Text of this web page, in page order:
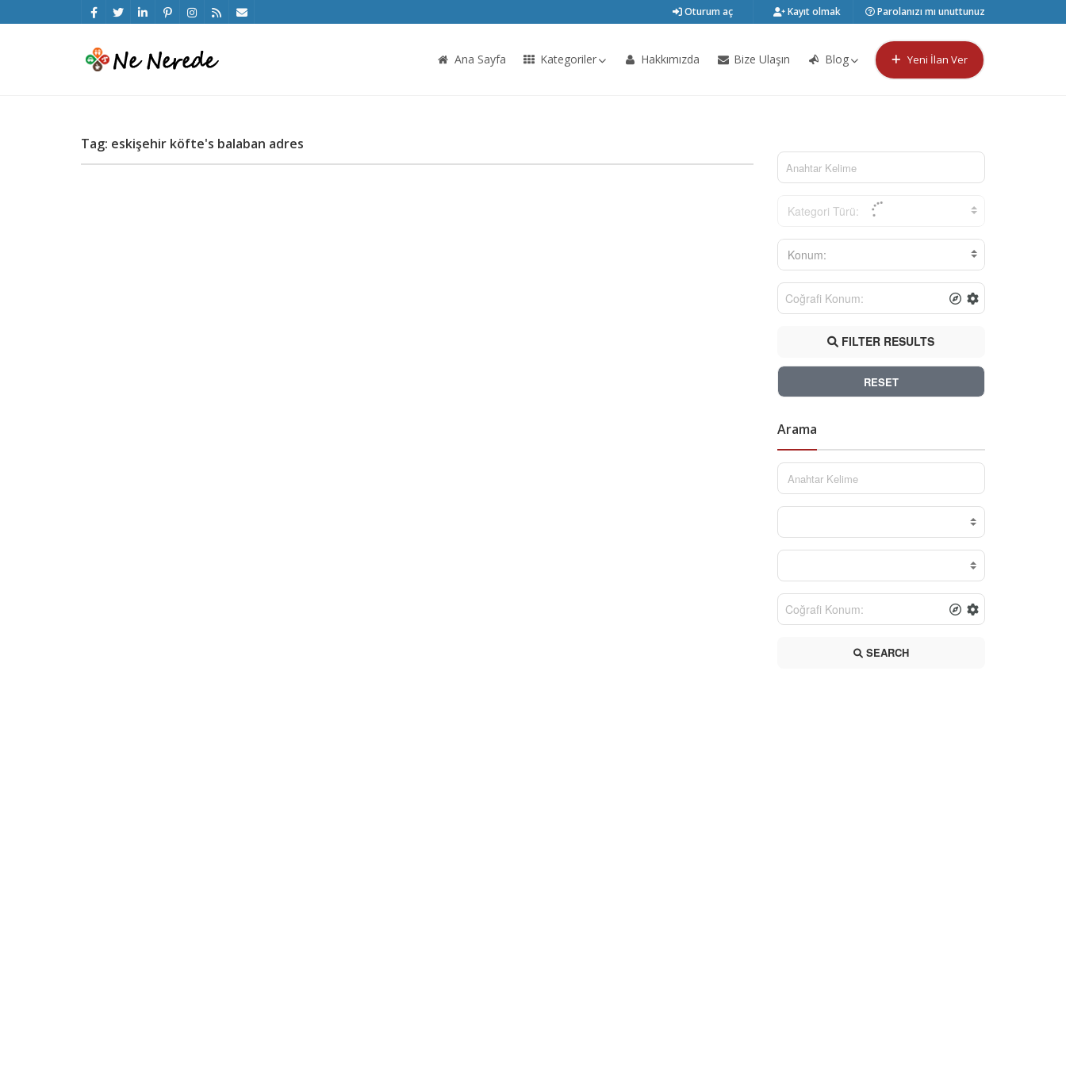
Oturum aç Kayıt olmak Parolanızı mı unuttunuz
Ana Sayfa Kategoriler Hakkımızda Bize Ulaşın Blog Yeni İlan Ver
Tag: eskişehir köfte's balaban adres
Kategori Türü:
Konum:
FILTER RESULTS
RESET
Arama
SEARCH